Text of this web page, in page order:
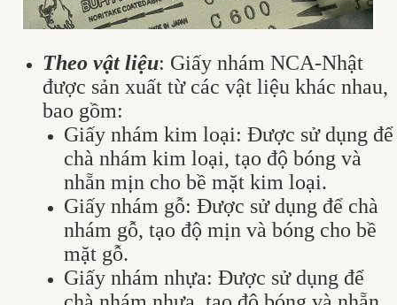
Theo vật liệu: Giấy nhám NCA-Nhật
được sản xuất từ các vật liệu khác nhau,
bao gồm:
Giấy nhám kim loại: Được sử dụng để
chà nhám kim loại, tạo độ bóng và
nhẵn mịn cho bề mặt kim loại.
Giấy nhám gỗ: Được sử dụng để chà
nhám gỗ, tạo độ mịn và bóng cho bề
mặt gỗ.
Giấy nhám nhựa: Được sử dụng để